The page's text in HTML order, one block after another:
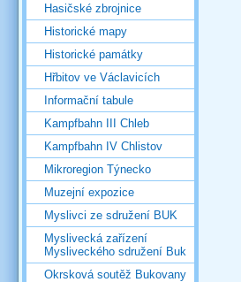
Hasičské zbrojnice
Historické mapy
Historické památky
Hřbitov ve Václavicích
Informační tabule
Kampfbahn III Chleb
Kampfbahn IV Chlistov
Mikroregion Týnecko
Muzejní expozice
Myslivci ze sdružení BUK
Myslivecká zařízení
Mysliveckého sdružení Buk
Okrsková soutěž Bukovany